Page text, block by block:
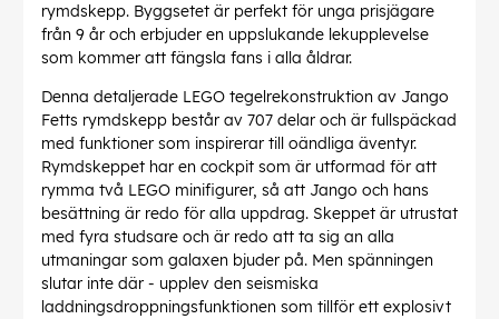
rymdskepp. Byggsetet är perfekt för unga prisjägare
från 9 år och erbjuder en uppslukande lekupplevelse
som kommer att fängsla fans i alla åldrar.
Denna detaljerade LEGO tegelrekonstruktion av Jango
Fetts rymdskepp består av 707 delar och är fullspäckad
med funktioner som inspirerar till oändliga äventyr.
Rymdskeppet har en cockpit som är utformad för att
rymma två LEGO minifigurer, så att Jango och hans
besättning är redo för alla uppdrag. Skeppet är utrustat
med fyra studsare och är redo att ta sig an alla
utmaningar som galaxen bjuder på. Men spänningen
slutar inte där - upplev den seismiska
laddningsdroppningsfunktionen som tillför ett explosivt